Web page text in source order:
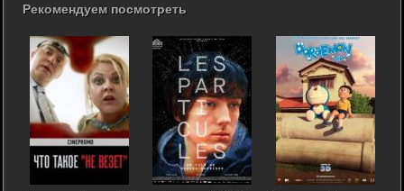
Рекомендуем посмотреть